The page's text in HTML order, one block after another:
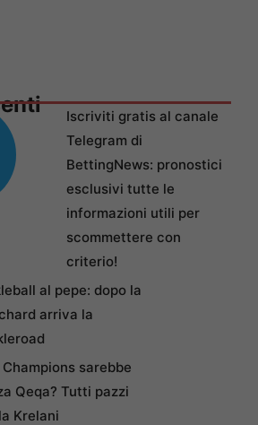
Iscriviti gratis al canale
Telegram di
BettingNews: pronostici
esclusivi tutte le
informazioni utili per
scommettere con
criterio!
al pepe: dopo la
arriva la
Champions sarebbe
Qeqa? Tutti pazzi
Krelani